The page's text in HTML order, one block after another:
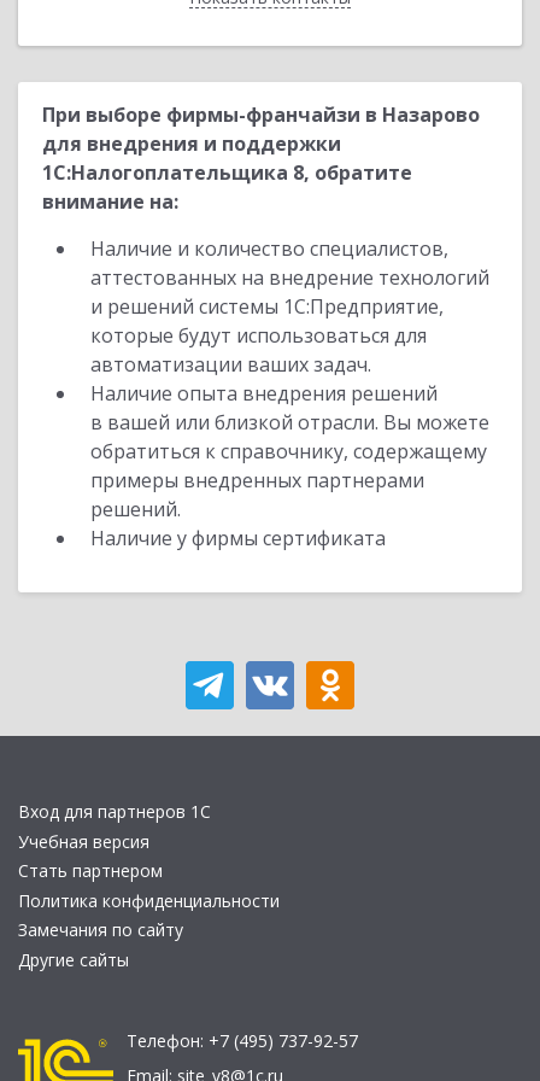
При выборе фирмы-франчайзи в Назарово
для внедрения и поддержки
1С:Налогоплательщика 8, обратите
внимание на:
Наличие и количество специалистов,
аттестованных на внедрение технологий
и решений системы 1С:Предприятие,
которые будут использоваться для
автоматизации ваших задач.
Наличие опыта внедрения решений
в вашей или близкой отрасли. Вы можете
обратиться к справочнику, содержащему
примеры внедренных партнерами
решений.
Наличие у фирмы сертификата
Вход для партнеров 1С
Учебная версия
Стать партнером
Политика конфиденциальности
Замечания по сайту
Другие сайты
Телефон: +7 (495) 737-92-57
Email: site_v8@1c.ru